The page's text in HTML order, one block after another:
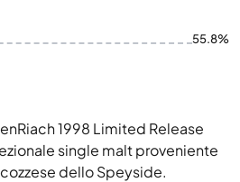
55.8%
1998 Limited Release
single malt proveniente
dello Speyside.